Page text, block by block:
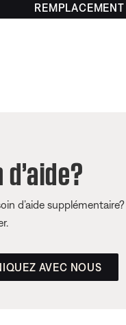
REMPLACEMENT
d’aide
AVEC NOUS